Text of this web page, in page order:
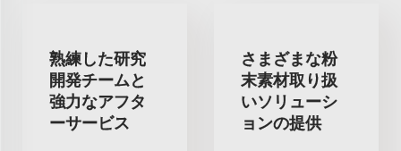
熟練した研究
開発チームと
強力なアフタ
ーサービス
さまざまな粉
末素材取り扱
いソリューシ
ョンの提供